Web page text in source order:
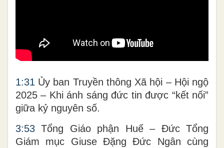
1:31 Ủy ban Truyền thông Xã hội – Hội ngộ
2025 – Khi ánh sáng đức tin được “kết nối”
giữa kỷ nguyên số.
3:53 Tổng Giáo phận Huế – Đức Tổng
Giám mục Giuse Đặng Đức Ngân cùng